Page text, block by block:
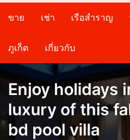
ขาย เช่า เรือสำราญ
ภูเก็ต เกี่ยวกับ
Enjoy holidays
luxury of this
bd pool villa